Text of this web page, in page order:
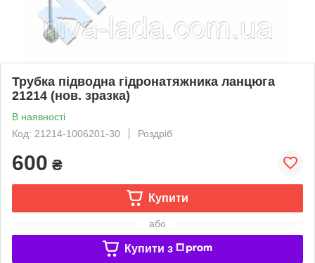
Трубка підводна гідронатяжника ланцюга
21214 (нов. зразка)
В наявності
Код: 21214-1006201-30
Роздріб
600 ₴
Купити
або
Купити з